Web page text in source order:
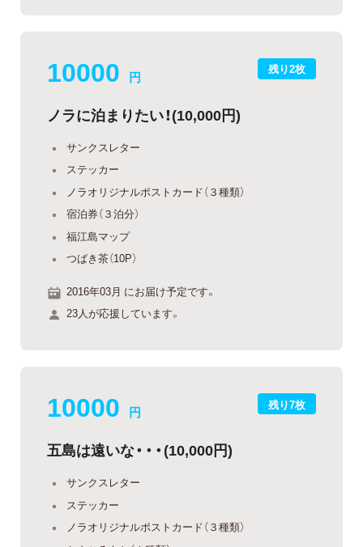
残り2枚
10000 円
ノラに泊まりたい！(10,000円)
サンクスレター
ステッカー
ノラオリジナルポストカード（３種類）
宿泊券（３泊分）
福江島マップ
つばき茶（10P）
2016年03月 にお届け予定です。
23人が応援しています。
残り7枚
10000 円
五島は遠いな・・・(10,000円)
サンクスレター
ステッカー
ノラオリジナルポストカード（３種類）